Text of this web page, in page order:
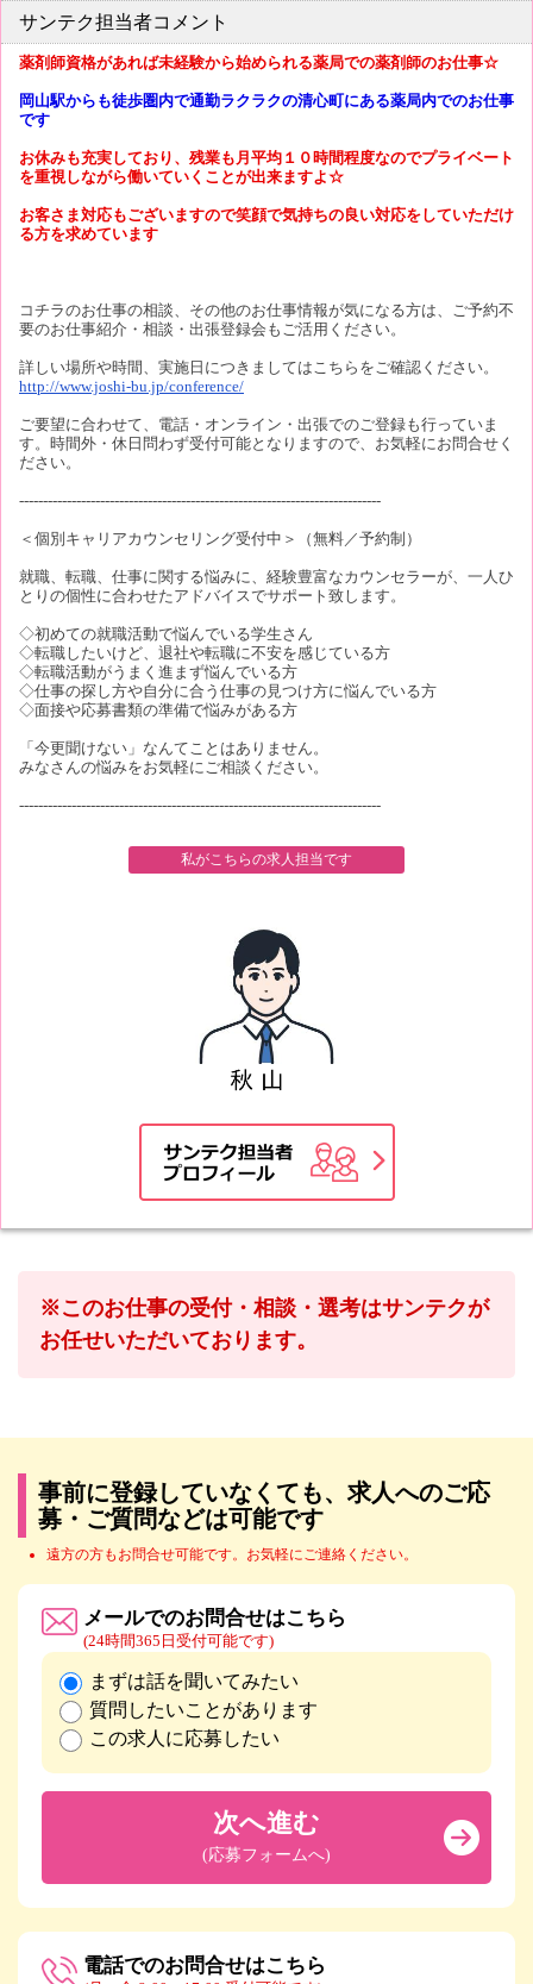
サンテク担当者コメント
薬剤師資格があれば未経験から始められる薬局での薬剤師のお仕事☆
岡山駅からも徒歩圏内で通勤ラクラクの清心町にある薬局内でのお仕事
です
お休みも充実しており、残業も月平均１０時間程度なのでプライベート
を重視しながら働いていくことが出来ますよ☆
お客さま対応もございますので笑顔で気持ちの良い対応をしていただけ
る方を求めています
コチラのお仕事の相談、その他のお仕事情報が気になる方は、ご予約不
要のお仕事紹介・相談・出張登録会もご活用ください。
詳しい場所や時間、実施日につきましてはこちらをご確認ください。
http://www.joshi-bu.jp/conference/
ご要望に合わせて、電話・オンライン・出張でのご登録も行っていま
す。時間外・休日問わず受付可能となりますので、お気軽にお問合せく
ださい。
----------------------------------------------------------------------------
＜個別キャリアカウンセリング受付中＞（無料／予約制）
就職、転職、仕事に関する悩みに、経験豊富なカウンセラーが、一人ひ
とりの個性に合わせたアドバイスでサポート致します。
◇初めての就職活動で悩んでいる学生さん
◇転職したいけど、退社や転職に不安を感じている方
◇転職活動がうまく進まず悩んでいる方
◇仕事の探し方や自分に合う仕事の見つけ方に悩んでいる方
◇面接や応募書類の準備で悩みがある方
「今更聞けない」なんてことはありません。
みなさんの悩みをお気軽にご相談ください。
----------------------------------------------------------------------------
私がこちらの求人担当です
※このお仕事の受付・相談・選考はサンテクが
お任せいただいております。
事前に登録していなくても、求人へのご応
募・ご質問などは可能です
遠方の方もお問合せ可能です。お気軽にご連絡ください。
メールでのお問合せはこちら
(24時間365日受付可能です)
まずは話を聞いてみたい
質問したいことがあります
この求人に応募したい
次へ進む
(応募フォームへ)
電話でのお問合せはこちら